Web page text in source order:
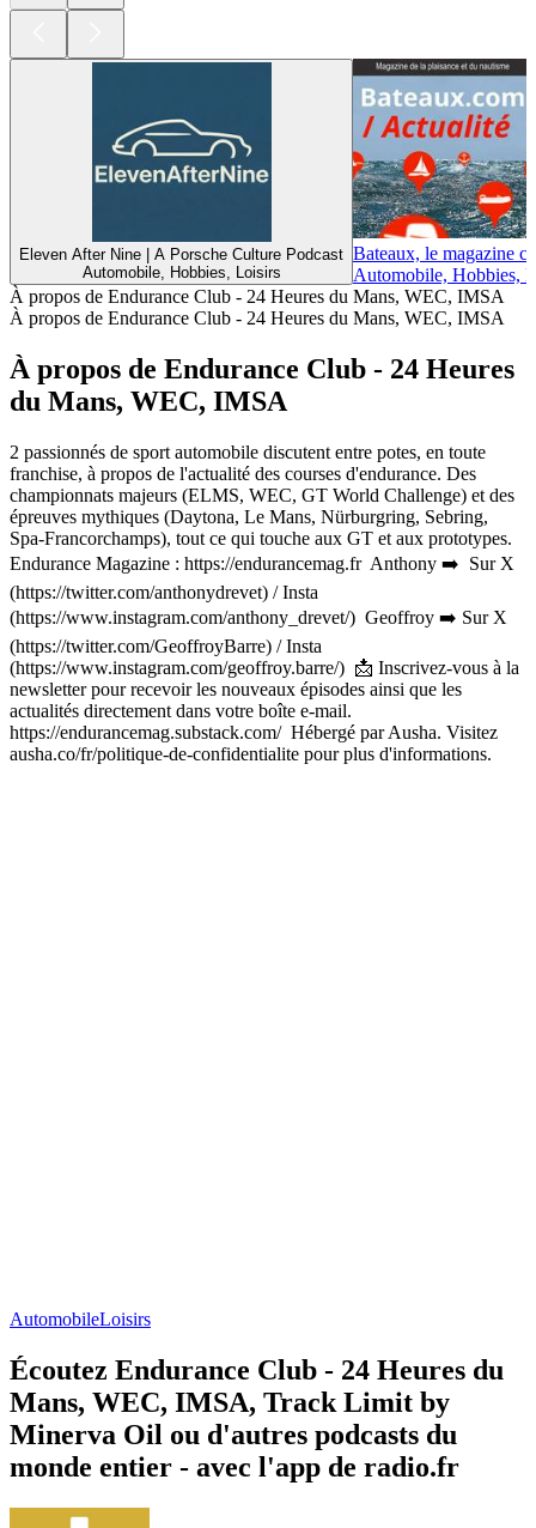
Eleven After Nine | A Porsche Culture Podcast
Automobile, Hobbies, Loisirs
Bateaux, le magazine
Automobile, Hobbies,
À propos de Endurance Club - 24 Heures du Mans, WEC, IMSA
À propos de Endurance Club - 24 Heures du Mans, WEC, IMSA
À propos de Endurance Club - 24 Heures
du Mans, WEC, IMSA
2 passionnés de sport automobile discutent entre potes, en toute
franchise, à propos de l'actualité des courses d'endurance. Des
championnats majeurs (ELMS, WEC, GT World Challenge) et des
épreuves mythiques (Daytona, Le Mans, Nürburgring, Sebring,
Spa-Francorchamps), tout ce qui touche aux GT et aux prototypes.
Endurance Magazine : https://endurancemag.fr Anthony ➡️ Sur X
(https://twitter.com/anthonydrevet) / Insta
(https://www.instagram.com/anthony_drevet/) Geoffroy ➡️ Sur X
(https://twitter.com/GeoffroyBarre) / Insta
(https://www.instagram.com/geoffroy.barre/) 📩 Inscrivez-vous à la
newsletter pour recevoir les nouveaux épisodes ainsi que les
actualités directement dans votre boîte e-mail.
https://endurancemag.substack.com/ Hébergé par Ausha. Visitez
ausha.co/fr/politique-de-confidentialite pour plus d'informations.
AutomobileLoisirs
Écoutez Endurance Club - 24 Heures du
Mans, WEC, IMSA, Track Limit by
Minerva Oil ou d'autres podcasts du
monde entier - avec l'app de radio.fr